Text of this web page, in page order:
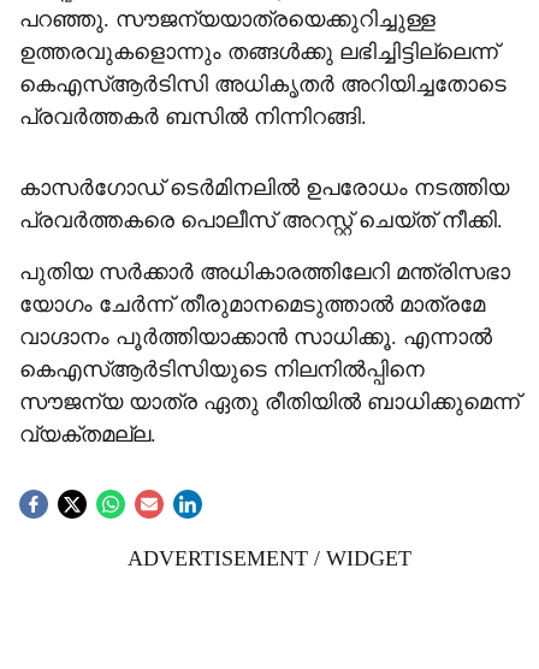
പറഞ്ഞു. സൗജന്യയാത്രയെക്കുറിച്ചുള്ള
ഉത്തരവുകളൊന്നും തങ്ങൾക്കു ലഭിച്ചിട്ടില്ലെന്ന്
കെഎസ്ആർടിസി അധികൃതർ അറിയിച്ചതോടെ
പ്രവർത്തകർ ബസിൽ നിന്നിറങ്ങി.
കാസർഗോഡ് ടെർമിനലിൽ ഉപരോധം നടത്തിയ
പ്രവർത്തകരെ പൊലീസ് അറസ്റ്റ് ചെയ്ത് നീക്കി.
പുതിയ സർക്കാർ അധികാരത്തിലേറി മന്ത്രിസഭാ
യോഗം ചേർന്ന് തീരുമാനമെടുത്താൽ മാത്രമേ
വാഗ്ദാനം പൂർത്തിയാക്കാൻ സാധിക്കൂ. എന്നാൽ
കെഎസ്ആർടിസിയുടെ നിലനിൽപ്പിനെ
സൗജന്യ യാത്ര ഏതു രീതിയിൽ ബാധിക്കുമെന്ന്
വ്യക്തമല്ല.
ADVERTISEMENT / WIDGET